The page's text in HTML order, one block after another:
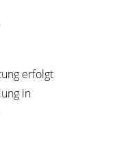
erfolgt
in